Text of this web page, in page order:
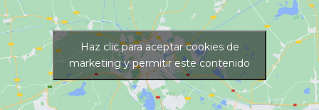
Haz clic para aceptar cookies de
marketing y permitir este contenido